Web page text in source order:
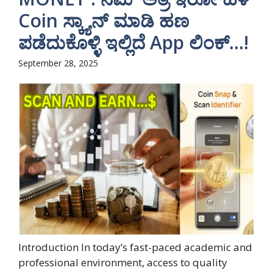
Coin ಸ್ಕ್ಯಾನ್ ಮಾಡಿ ಹಣ
ಪಡೆದುಕೊಳ್ಳಿ ಇಲ್ಲಿದೆ App ಲಿಂಕ್…!
September 28, 2025
Introduction In today’s fast-paced academic and
professional environment, access to quality